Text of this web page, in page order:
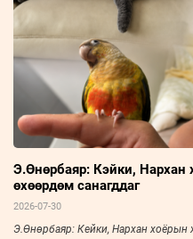
Э.Өнөрбаяр: Кэйки, Нархан хоёрын хайрын хэлэмж нь
өхөөрдөм санагддаг
2026-07-30
Э.Өнөрбаяр: Кейки, Нархан хоёрын хайрын хэлэмж нь өхөөрдөм